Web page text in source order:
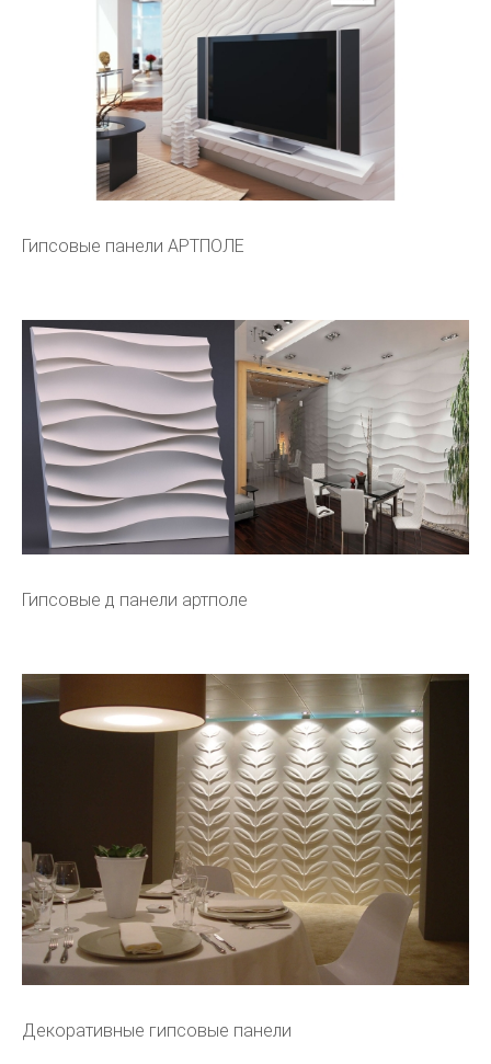
Гипсовые панели АРТПОЛЕ
Гипсовые д панели артполе
Декоративные гипсовые панели